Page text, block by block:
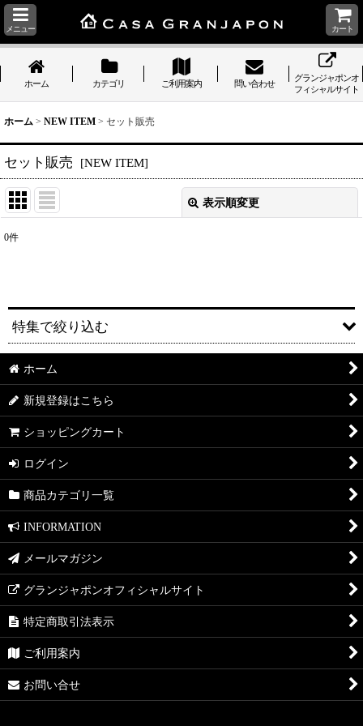
メニュー カート
ホーム カテゴリ ご利用案内 問い合わせ
グランジャポンオ
フィシャルサイト
ホーム > NEW ITEM > セット販売
セット販売 [NEW ITEM]
表示順変更
0件
特集で絞り込む
送料無料
セット販売
ギフト
KITCHEN
DINING
PATIO
DRESSER
Granja San Francisco
ホーム
新規登録はこちら
ショッピングカート
ログイン
商品カテゴリ一覧
INFORMATION
メールマガジン
グランジャポンオフィシャルサイト
特定商取引法表示
ご利用案内
お問い合せ